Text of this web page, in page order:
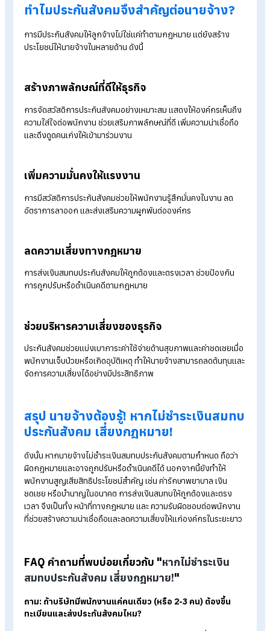
หากนายจ้างนำส่งเงินสมทบไม่ครบตามจำนวนที่ควรจ่าย จะต้องจ่
ชำระครบถ้วน
นายจ้างแจ้งขึ้นทะเบียนล่าช้า
หากนายจ้างไม่ขึ้นทะเบียนลูกจ้างเป็นผู้ประกันตนภายใน 30 วัน นับ
จากวันที่เริ่มงาน จะส่งผลให้ระบบประกันสังคมอาจจ่ายสิทธิชดเชย
ถูกต้อง หรือจ่ายเกินสิทธิในช่วงที่ลูกจ้างยังไม่มีการขึ้นทะเบียนอย่
และยังมีความผิดตาม พ.ร.บ. ประกันสังคม พ.ศ. 2533 ซึ่งมีโทษจำ
ไม่เกิน 6 เดือน หรือปรับไม่เกิน 20,000 บาท หรือทั้งจำทั้งปรับ
หากนายจ้างไม่แจ้งเลิกขึ้นทะเบียนลูกจ้างภายใน วันที่ 15 ของเดื
ถัดไป หลังเลิกจ้าง จะทำให้สถานะในระบบยังคงเป็นพนักงานอยู่
ลูกจ้างจึงไม่สามารถยื่นขอรับสิทธิชดเชยตามที่ควรได้รับ และเกิด
ความเดือดร้อนทางสิทธิประโยชน์ได้ นอกจากนี้นายจ้างอาจถูกเรี
ความผิดตามกฎหมาย
ทำไมประกันสังคมจึงสำคัญต่อนายจ้าง?
ประโยชน์ให้นายจ้างในหลายด้าน ดังนี้
สร้างภาพลักษณ์ที่ดีให้ธุรกิจ
การจัดสวัสดิการประกันสังคมอย่างเหมาะสม แสดงให้องค์กรเห็น
ความใส่ใจต่อพนักงาน ช่วยเสริมภาพลักษณ์ที่ดี เพิ่มความน่าเชื่อถื
และดึงดูดคนเก่งให้เข้ามาร่วมงาน
เพิ่มความมั่นคงให้แรงงาน
การมีสวัสดิการประกันสังคมช่วยให้พนักงานรู้สึกมั่นคงในงาน ลด
อัตราการลาออก และส่งเสริมความผูกพันต่อองค์กร